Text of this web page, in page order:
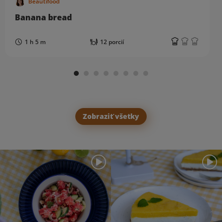
Banana bread
1 h 5 m 12 porcií
Zobraziť všetky